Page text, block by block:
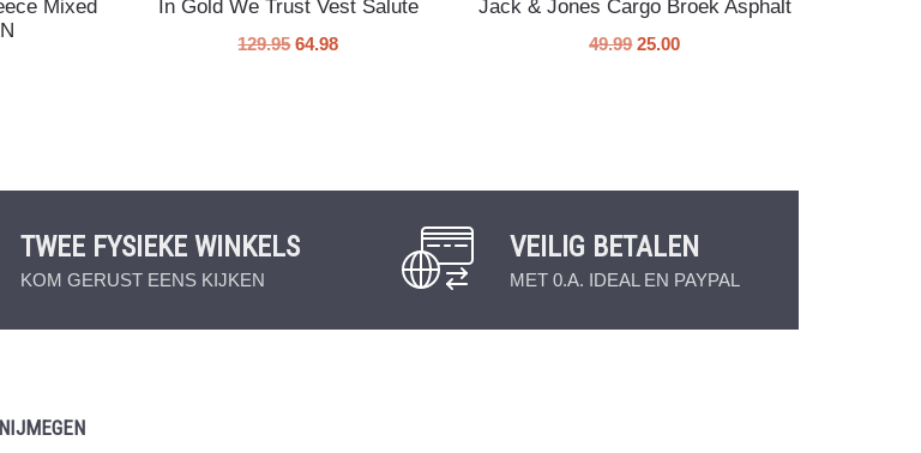
Mixed
In Gold We Trust Vest Salute
129.95 64.98
Jack & Jones Cargo Broek Asphalt
49.99 25.00
TWEE FYSIEKE WINKELS
KOM GERUST EENS KIJKEN
VEILIG BETALEN
MET 0.A. IDEAL EN PAYPAL